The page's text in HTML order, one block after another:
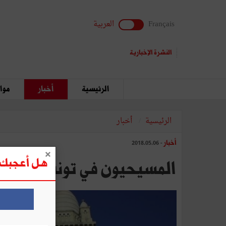
Français العربية
النشرة الإخبارية
الرئيسية أخبار
الرئيسية أخبار
أخبار - 2018.05.06
المسيحيون في تونسهل أعجبك